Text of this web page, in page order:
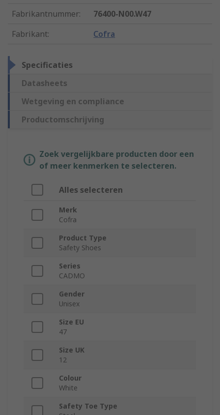
Fabrikantnummer:
76400-N00.W47
Fabrikant: Cofra
Specificaties
Datasheets
Wetgeving en compliance
Productomschrijving
Zoek vergelijkbare producten door een
of meer kenmerken te selecteren.
Alles selecteren
Merk
Cofra
Product Type
Safety Shoes
Series
CADMO
Gender
Unisex
Size EU
47
Size UK
12
Colour
White
Safety Toe Type